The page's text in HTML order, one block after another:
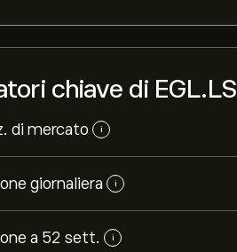
chiave di EGL.LS
di mercato i
giornaliera i
a 52 sett. i